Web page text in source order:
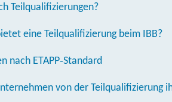
Teilqualifizierungen?
eine Teilqualifizierung beim IBB?
nach ETAPP‑Standard
von der Teilqualifizierung